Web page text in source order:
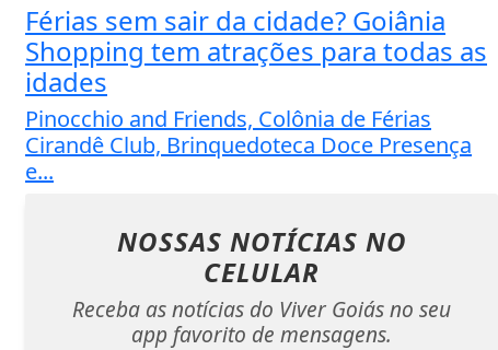
Férias sem sair da cidade? Goiânia
Shopping tem atrações para todas as
idades
Pinocchio and Friends, Colônia de Férias
Cirandê Club, Brinquedoteca Doce Presença
e...
NOSSAS NOTÍCIAS NO
CELULAR
Receba as notícias do Viver Goiás no seu
app favorito de mensagens.